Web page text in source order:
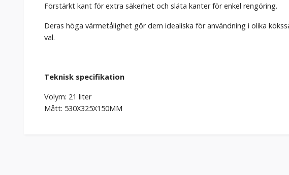
Förstärkt kant för extra säkerhet och släta kanter för enkel rengöring.
Deras höga värmetålighet gör dem idealiska för användning i olika
val.
Teknisk specifikation
Volym: 21 liter
Mått: 530X325X150MM